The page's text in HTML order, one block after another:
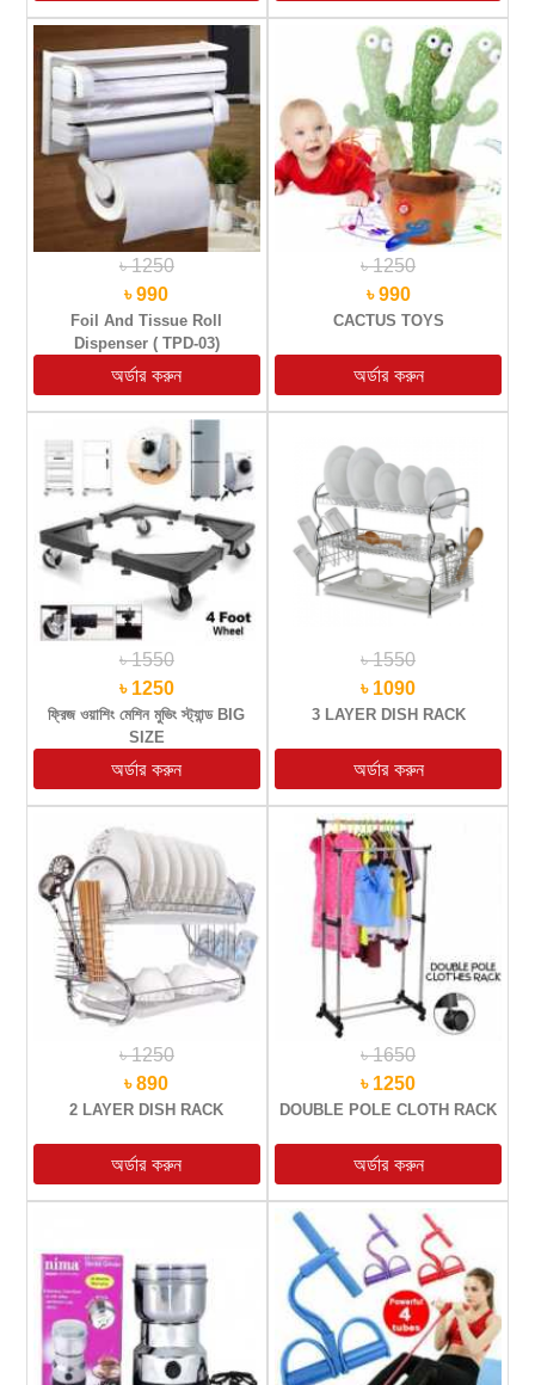
৳ 1250
৳ 990
Foil And Tissue Roll
Dispenser ( TPD-03)
৳ 1250
৳ 990
CACTUS TOYS
৳ 1550
৳ 1250
ফ্রিজ ওয়াশিং মেশিন মুভিং স্ট্যান্ড BIG
SIZE
৳ 1550
৳ 1090
3 LAYER DISH RACK
৳ 1250
৳ 890
2 LAYER DISH RACK
৳ 1650
৳ 1250
DOUBLE POLE CLOTH RACK